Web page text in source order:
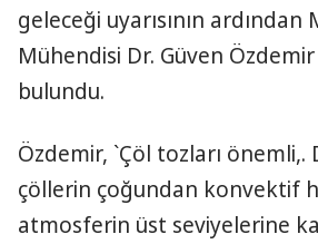
geleceği uyarısının
Mühendisi Dr. Güven
bulundu.
Özdemir, `Çöl tozları önemli,.
çöllerin çoğundan konvektif
atmosferin üst seviyelerine